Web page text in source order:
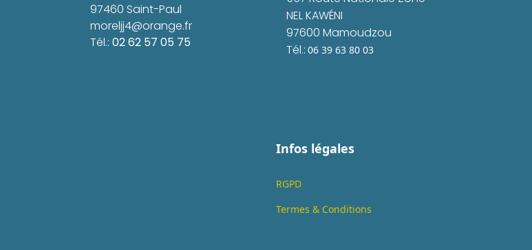
97460 Saint-Paul
moreljj4@orange.fr
Tél.: 02 62 57 05 75
NEL KAWÉNI
97600 Mamoudzou
Tél.: 06 39 63 80 03
Infos légales
RGPD
Termes & Conditions